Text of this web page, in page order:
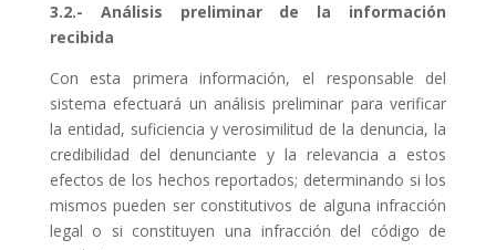
3.2.- Análisis preliminar de la información
recibida
Con esta primera información, el responsable del
sistema efectuará un análisis preliminar para verificar
la entidad, suficiencia y verosimilitud de la denuncia, la
credibilidad del denunciante y la relevancia a estos
efectos de los hechos reportados; determinando si los
mismos pueden ser constitutivos de alguna infracción
legal o si constituyen una infracción del código de